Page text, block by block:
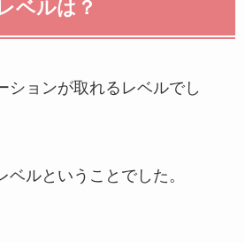
ベルは？
ションが取れるレベルでし
ベルということでした。